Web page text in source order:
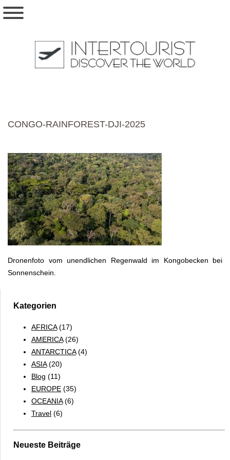
CONGO-RAINFOREST-DJI-2025
Dronenfoto vom unendlichen Regenwald im Kongobecken bei
Sonnenschein.
Kategorien
AFRICA(17)
AMERICA(26)
ANTARCTICA(4)
ASIA(20)
Blog (11)
EUROPE (35)
OCEANIA(6)
Travel (6)
Neueste Beiträge